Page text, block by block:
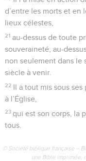
d’entre les morts et en
lieux célestes,
21 au-dessus de toute
souveraineté, au-
non seulement dans le
siècle à venir.
22 Il a tout mis sous
à l’Église,
23 qui est son corps, la
tous.
© Société biblique française –
une Bible imprimée,